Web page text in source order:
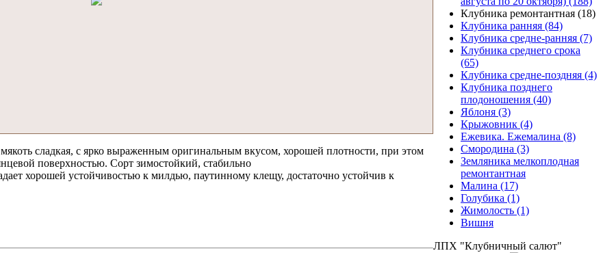
сладкая, с ярко выраженным оригинальным вкусом, хорошей плотности, при этом
поверхностью. Сорт зимостойкий, стабильно
хорошей устойчивостью к милдью, паутинному клещу, достаточно устойчив к
Клубника ремонтантная (18)
Клубника ранняя (84)
Клубника средне-ранняя (7)
Клубника среднего срока
(65)
Клубника средне-поздняя (4)
Клубника позднего
плодоношения (40)
Яблоня (3)
Крыжовник (4)
Ежевика. Ежемалина (8)
Смородина (3)
Земляника мелкоплодная
ремонтантная
Малина (17)
Голубика (1)
Жимолость (1)
Вишня
ЛПХ "Клубничный салют"